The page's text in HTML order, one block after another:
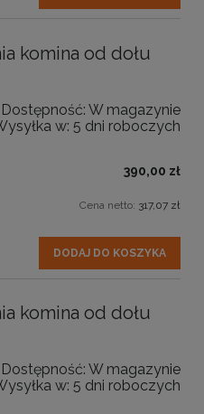
komina od dołu
Dostępność: W magazynie
w: 5 dni roboczych
390,00 zł
Cena netto: 317,07 zł
DODAJ DO KOSZYKA
komina od dołu
Dostępność: W magazynie
w: 5 dni roboczych